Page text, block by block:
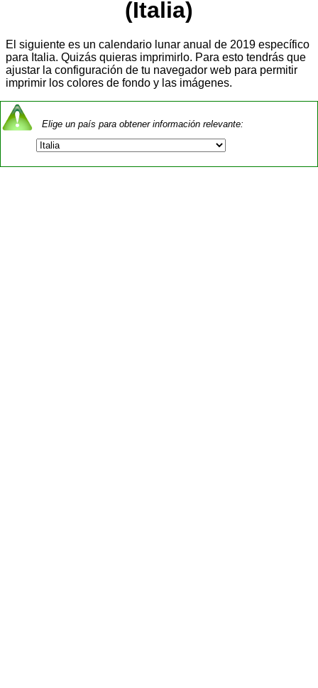
(Italia)
El siguiente es un calendario lunar anual de 2019 específico
para Italia. Quizás quieras imprimirlo. Para esto tendrás que
ajustar la configuración de tu navegador web para permitir
imprimir los colores de fondo y las imágenes.
Elige un país para obtener información relevante: